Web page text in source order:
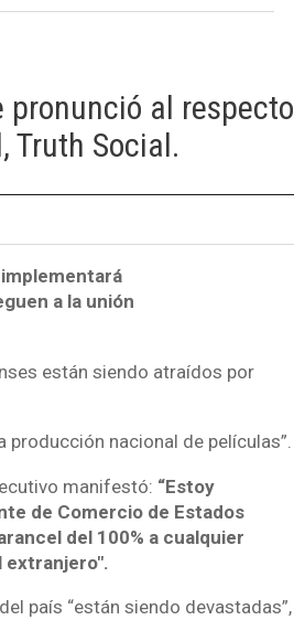
al respecto
Truth Social.
a la unión
están siendo atraídos por
producción nacional de películas”.
manifestó: “Estoy
de Comercio de Estados
del 100% a cualquier
extranjero".
país “están siendo devastadas”,